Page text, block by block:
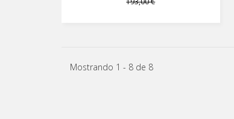
Mostrando 1 - 8 de 8